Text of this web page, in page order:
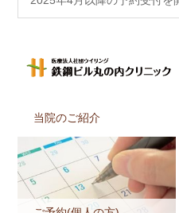
当院のご紹介